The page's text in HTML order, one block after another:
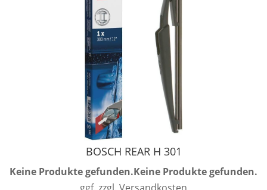
BOSCH REAR H 301
Keine Produkte gefunden.Keine Produkte gefunden.